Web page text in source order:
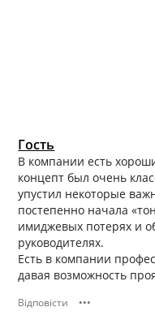
Гость
В компании есть
концепт был очень
упустил некоторые
постепенно начала
имиджевых потерях и
руководителях.
Есть в компании
давая возможность
Відповісти •••